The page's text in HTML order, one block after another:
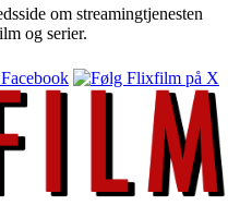
om streamingtjenesten
og serier.